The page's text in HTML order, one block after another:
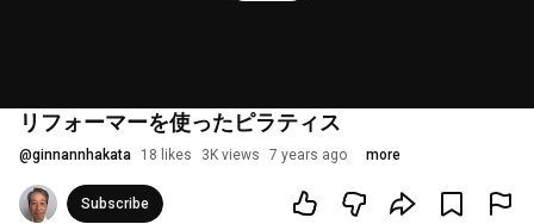
リフォーマーを使ったピラティス
@ginnannhakata 18 likes 3K views 7 years ago more
Subscribe